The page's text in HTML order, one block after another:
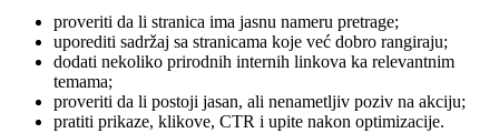
proveriti da li stranica ima jasnu nameru pretrage;
uporediti sadržaj sa stranicama koje već dobro rangiraju;
dodati nekoliko prirodnih internih linkova ka relevantnim
temama;
proveriti da li postoji jasan, ali nenametljiv poziv na akciju;
pratiti prikaze, klikove, CTR i upite nakon optimizacije.